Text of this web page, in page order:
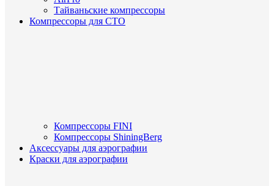
Тайваньские компрессоры
Компрессоры для СТО
Компрессоры FINI
Компрессоры ShiningBerg
Аксессуары для аэрографии
Краски для аэрографии